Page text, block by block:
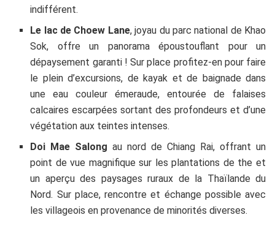
indifférent.
Le lac de Choew Lane, joyau du parc national de Khao
Sok, offre un panorama époustouflant pour un
dépaysement garanti ! Sur place profitez-en pour faire
le plein d’excursions, de kayak et de baignade dans
une eau couleur émeraude, entouréede falaises
calcaires escarpées sortant des profondeurs et d’une
végétation aux teintes intenses.
Doi Mae Salong au nord de Chiang Rai, offrant un
point de vue magnifique sur les plantations de the et
un aperçudes paysages ruraux de la Thaïlande du
Nord. Sur place, rencontre et échange possible avec
les villageois en provenance de minorités diverses.